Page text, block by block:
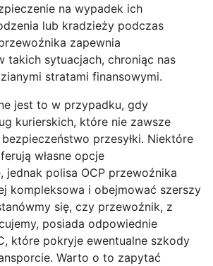
na wypadek ich
lub kradzieży podczas
zapewnia
takich sytuacjach, chroniąc nas
stratami finansowymi.
jest to w przypadku, gdy
kurierskich, które nie zawsze
przesyłki. Niektóre
własne opcje
jednak polisa OCP przewoźnika
kompleksowa i obejmować szerszy
się, czy przewoźnik, z
posiada odpowiednie
które pokryje ewentualne szkody
Warto o to zapytać